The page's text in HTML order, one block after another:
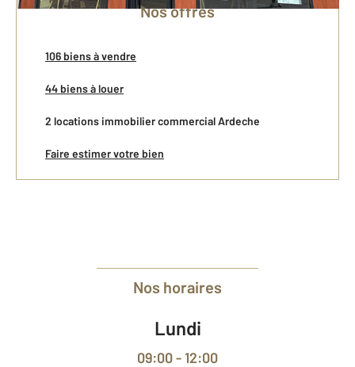
Nos offres
106 biens à vendre
44 biens à louer
2 locations immobilier commercial Ardeche
Faire estimer votre bien
Nos horaires
Lundi
09:00 - 12:00